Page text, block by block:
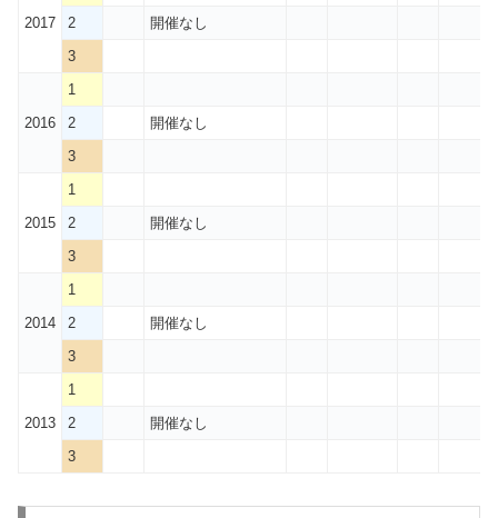
2017
2
開催なし
3
2016
1
2
開催なし
3
2015
1
2
開催なし
3
2014
1
2
開催なし
3
2013
1
2
開催なし
3